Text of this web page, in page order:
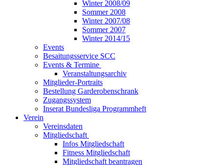
Winter 2008/09
Sommer 2008
Winter 2007/08
Sommer 2007
Winter 2014/15
Events
Besaitungsservice SCC
Events & Termine
Veranstaltungsarchiv
Mitglieder-Portraits
Bestellung Garderobenschrank
Zugangssystem
Inserat Bundesliga Programmheft
Verein
Vereinsdaten
Mitgliedschaft
Infos Mitgliedschaft
Fitness Mitgliedschaft
Mitgliedschaft beantragen